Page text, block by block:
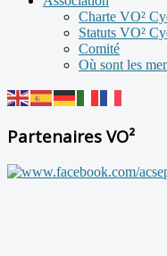
Charte VO²
Statuts VO²
Comité
Où sont les
Partenaires VO²